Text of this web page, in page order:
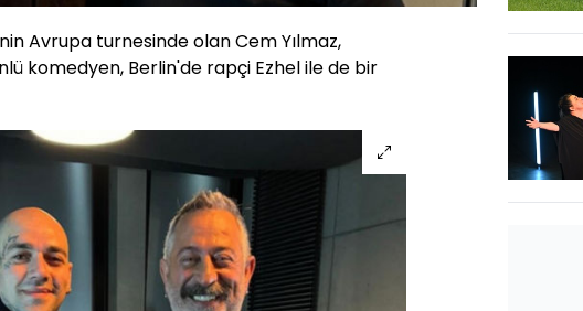
Avrupa turnesinde olan Cem Yılmaz,
komedyen, Berlin'de rapçi Ezhel ile de bir